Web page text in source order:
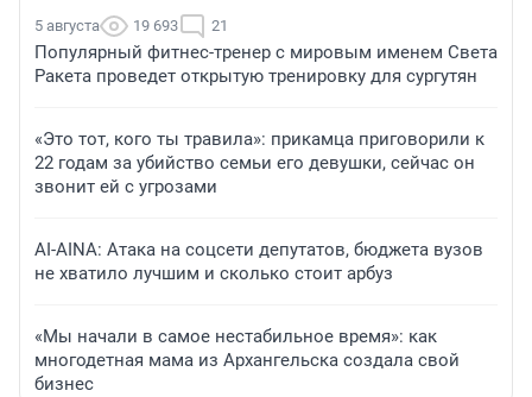
5 августа 19 693 21
Популярный фитнес-тренер с мировым именем Света
Ракета проведет открытую тренировку для сургутян
«Это тот, кого ты травила»: прикамца приговорили к
22 годам за убийство семьи его девушки, сейчас он
звонит ей с угрозами
AI-AINA: Атака на соцсети депутатов, бюджета вузов
не хватило лучшим и сколько стоит арбуз
«Мы начали в самое нестабильное время»: как
многодетная мама из Архангельска создала свой
бизнес